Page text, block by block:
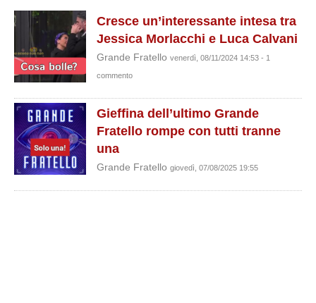
Cresce un’interessante intesa tra
Jessica Morlacchi e Luca Calvani
Grande Fratello venerdì, 08/11/2024 14:53 - 1
commento
Gieffina dell’ultimo Grande
Fratello rompe con tutti tranne
una
Grande Fratello giovedì, 07/08/2025 19:55